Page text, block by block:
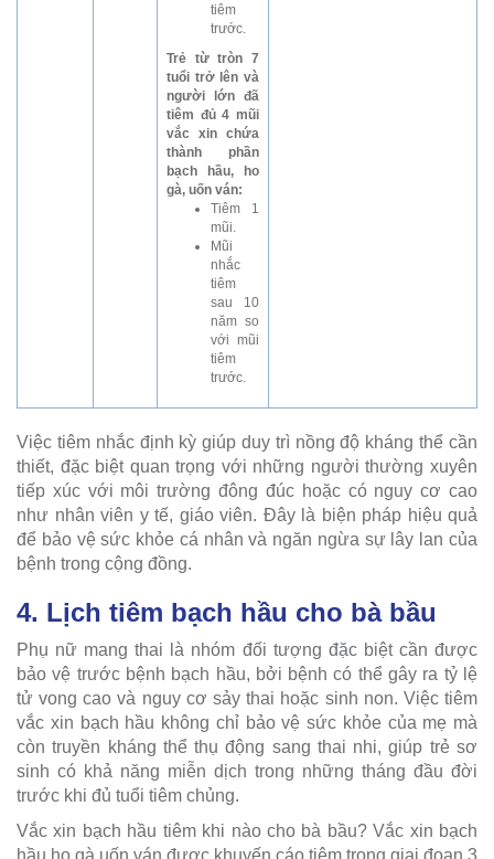
tiêm
trước.
Trẻ từ tròn 7
tuổi trở lên và
người lớn đã
tiêm đủ 4 mũi
vắc xin chứa
thành phần
bạch hầu, ho
gà, uốn ván:
Tiêm 1
mũi.
Mũi
nhắc
tiêm
sau 10
năm so
với mũi
tiêm
trước.
Việc tiêm nhắc định kỳ giúp duy trì nồng độ kháng thể cần
thiết, đặc biệt quan trọng với những người thường xuyên
tiếp xúc với môi trường đông đúc hoặc có nguy cơ cao
như nhân viên y tế, giáo viên. Đây là biện pháp hiệu quả
để bảo vệ sức khỏe cá nhân và ngăn ngừa sự lây lan của
bệnh trong cộng đồng.
4. Lịch tiêm bạch hầu cho bà bầu
Phụ nữ mang thai là nhóm đối tượng đặc biệt cần được
bảo vệ trước bệnh bạch hầu, bởi bệnh có thể gây ra tỷ lệ
tử vong cao và nguy cơ sảy thai hoặc sinh non. Việc tiêm
vắc xin bạch hầu không chỉ bảo vệ sức khỏe của mẹ mà
còn truyền kháng thể thụ động sang thai nhi, giúp trẻ sơ
sinh có khả năng miễn dịch trong những tháng đầu đời
trước khi đủ tuổi tiêm chủng.
Vắc xin bạch hầu tiêm khi nào cho bà bầu? Vắc xin bạch
hầu ho gà uốn ván được khuyến cáo tiêm trong giai đoạn 3